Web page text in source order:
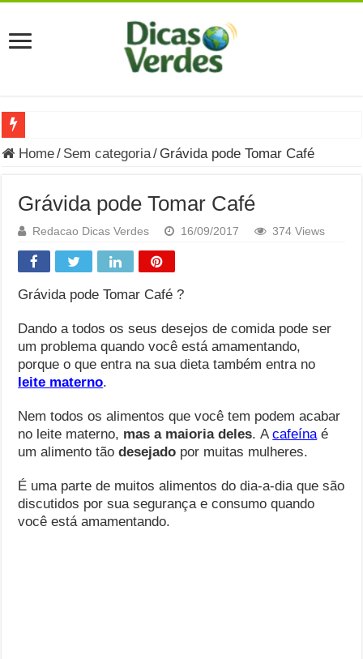
Grávida Pode Comer Pastrami? Saiba Quando o Consumo é
Você sabe o que é uma Economia Circular?
Carta Psicografada de Isabella Nardoni : O que Diz a
Grávida pode comer picles e alimentos em conserva durante
Grávida pode comer Ceviche? Entenda os riscos na gravidez
Carta Psicografada João Hélio: Revelação, Paz e a Lei do
Carta Psicografada de Eduardo Campos
Home/ Sem categoria/ Grávida pode Tomar Café
Grávida pode Tomar Café
Redacao Dicas Verdes 16/09/2017 374 Views
Grávida pode Tomar Café ?
Dando a todos os seus desejos de comida pode ser
um problema quando você está amamentando,
porque o que entra na sua dieta também entra no
leite materno.
Nem todos os alimentos que você tem podem acabar
no leite materno, mas a maioria deles. Acafeínaé
um alimento tão desejado por muitas mulheres.
É uma parte de muitos alimentos do dia-a-dia que são
discutidos por sua segurança e consumo quando
você está amamentando.